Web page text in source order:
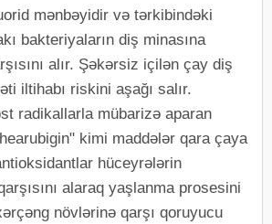
mənbəyidir və tərkibindəki
bakteriyaların diş minasına
alır. Şəkərsiz içilən çay diş
iltihabı riskini aşağı salır.
radikallarla mübarizə aparan
kimi maddələr qara çaya
hüceyrələrin
alaraq yaşlanma prosesini
növlərinə qarşı qoruyucu